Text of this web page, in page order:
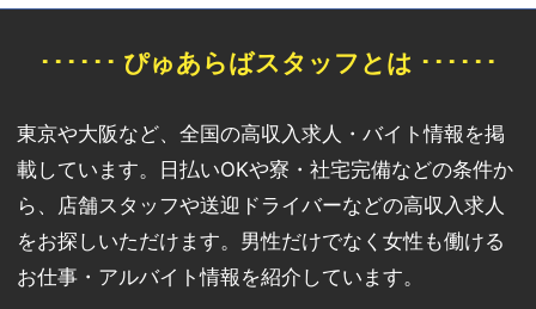
･･････ ぴゅあらばスタッフとは ･･････
東京や大阪など、全国の高収入求人・バイト情報を掲
載しています。日払いOKや寮・社宅完備などの条件か
ら、店舗スタッフや送迎ドライバーなどの高収入求人
をお探しいただけます。男性だけでなく女性も働ける
お仕事・アルバイト情報を紹介しています。